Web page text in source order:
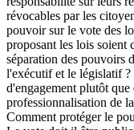
révocables par les
pouvoir sur le vote des
proposant les lois soient
séparation des pouvoirs
l'exécutif et le législatif
d'engagement plutôt que
professionnalisation de
Comment protéger le